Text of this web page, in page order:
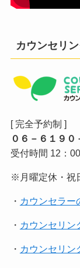
カウンセリ
[ 完全予約制 ]
０６－６１９０
受付時間 12：
※月曜定休・祝
・ カウンセラー
・ カウンセリン
・ カウンセリン